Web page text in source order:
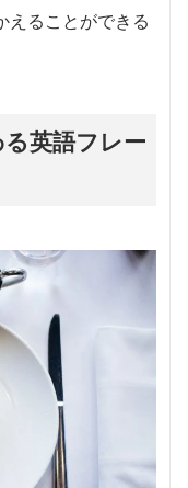
えることができる
る英語フレー